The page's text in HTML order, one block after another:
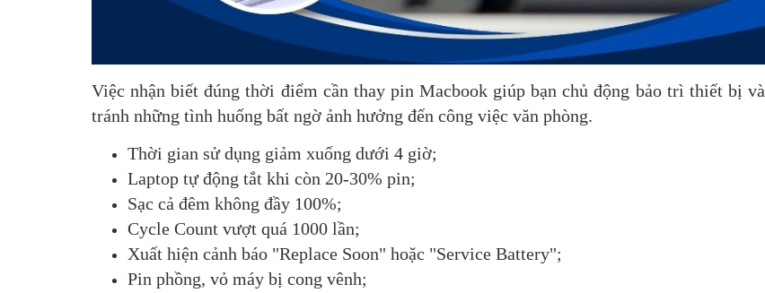
Việc nhận biết đúng thời điểm cần thay pin Macbook giúp bạn chủ động bảo trì thiết bị và
tránh những tình huống bất ngờ ảnh hưởng đến công việc văn phòng.
Thời gian sử dụng giảm xuống dưới 4 giờ;
Laptop tự động tắt khi còn 20-30% pin;
Sạc cả đêm không đầy 100%;
Cycle Count vượt quá 1000 lần;
Xuất hiện cảnh báo "Replace Soon" hoặc "Service Battery";
Pin phồng, vỏ máy bị cong vênh;